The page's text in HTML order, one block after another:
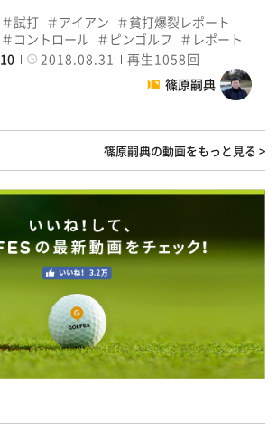
試打 アイアン
貧打爆裂レポート
コントロール
ピンゴルフ
レポート
10
2018.08.31
再生1058回
篠原嗣典
篠原嗣典の動画をもっと見る